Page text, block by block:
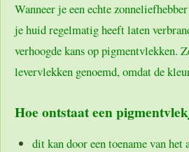
Wanneer je een echte
je huid regelmatig heeft laten
verhoogde kans op pigmentvlekken.
levervlekken genoemd, omdat de
Hoe ontstaat een
dit kan door een toename van